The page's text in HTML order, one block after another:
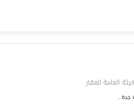
عدد الغرف
العامة للعقار
جدة .